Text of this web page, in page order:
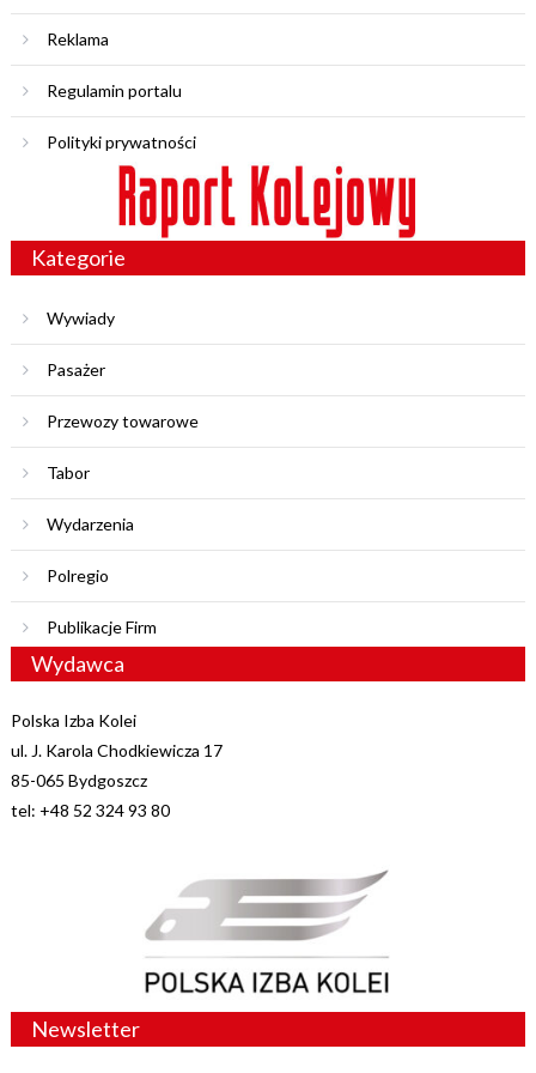
Reklama
Regulamin portalu
Polityki prywatności
Kategorie
Wywiady
Pasażer
Przewozy towarowe
Tabor
Wydarzenia
Polregio
Publikacje Firm
Wydawca
Polska Izba Kolei
ul. J. Karola Chodkiewicza 17
85-065 Bydgoszcz
tel: +48 52 324 93 80
Newsletter